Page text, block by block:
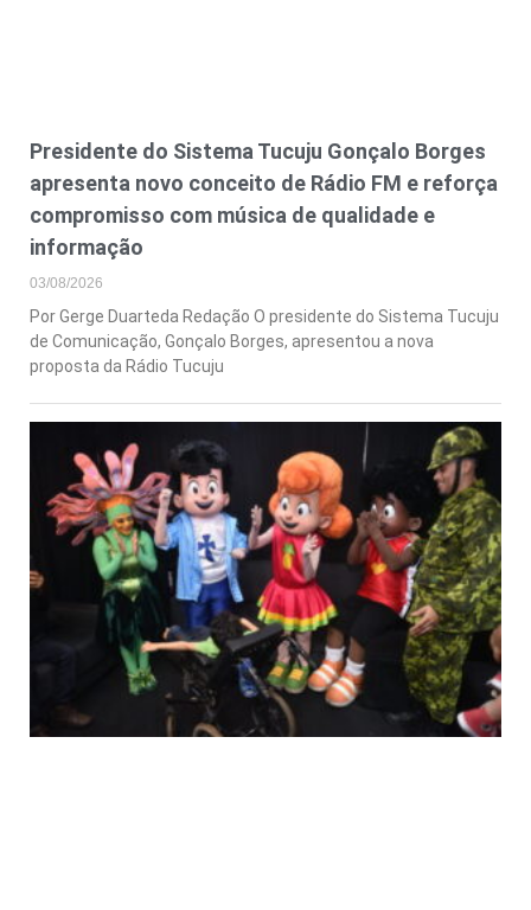
Presidente do Sistema Tucuju Gonçalo Borges
apresenta novo conceito de Rádio FM e reforça
compromisso com música de qualidade e
informação
03/08/2026
Por Gerge Duarteda Redação O presidente do Sistema Tucuju
de Comunicação, Gonçalo Borges, apresentou a nova
proposta da Rádio Tucuju